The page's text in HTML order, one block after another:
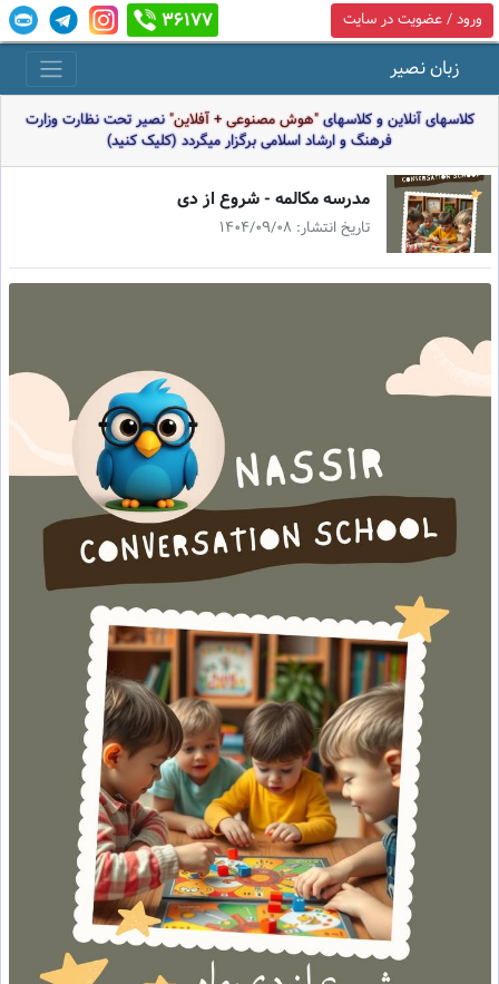
ورود / عضویت در سایت 36177
زبان نصیر
کلاسهای آنلاین و کلاسهای"هوش مصنوعی + آفلاین"نصیر تحت نظارت وزارت
فرهنگ و ارشاد اسلامی برگزار میگردد (کلیک کنید)
مدرسه مكالمه - شروع از دى
تاریخ انتشار: 1404/09/08